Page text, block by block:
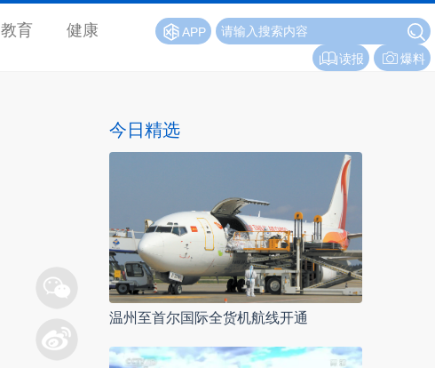
教育 健康
APP
爆料
读报
今日精选
温州至首尔国际全货机航线开通